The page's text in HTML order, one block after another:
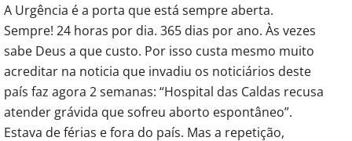
A Urgência é a porta que está sempre aberta.
Sempre! 24 horas por dia. 365 dias por ano. Às vezes
sabe Deus a que custo. Por isso custa mesmo muito
acreditar na noticia que invadiu os noticiários deste
país faz agora 2 semanas: “Hospital das Caldas recusa
atender grávida que sofreu aborto espontâneo”.
Estava de férias e fora do país. Mas a repetição,